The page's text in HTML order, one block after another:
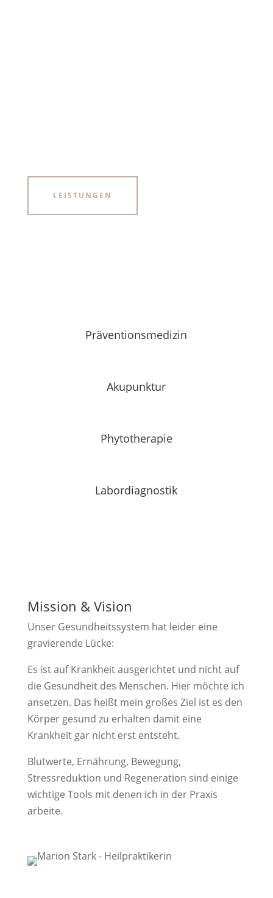
LEISTUNGEN
Präventionsmedizin
Akupunktur
Phytotherapie
Labordiagnostik
Mission & Vision
Unser Gesundheitssystem hat leider eine
gravierende Lücke:
Es ist auf Krankheit ausgerichtet und nicht auf
die Gesundheit des Menschen. Hier möchte ich
ansetzen. Das heißt mein großes Ziel ist es den
Körper gesund zu erhalten damit eine
Krankheit gar nicht erst entsteht.
Blutwerte, Ernährung, Bewegung,
Stressreduktion und Regeneration sind einige
wichtige Tools mit denen ich in der Praxis
arbeite.